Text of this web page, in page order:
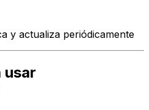
y actualiza periódicamente
usar